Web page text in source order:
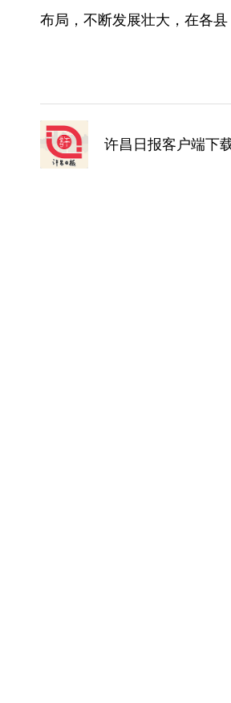
布局，不断发展壮大，在各
许昌日报客户端下